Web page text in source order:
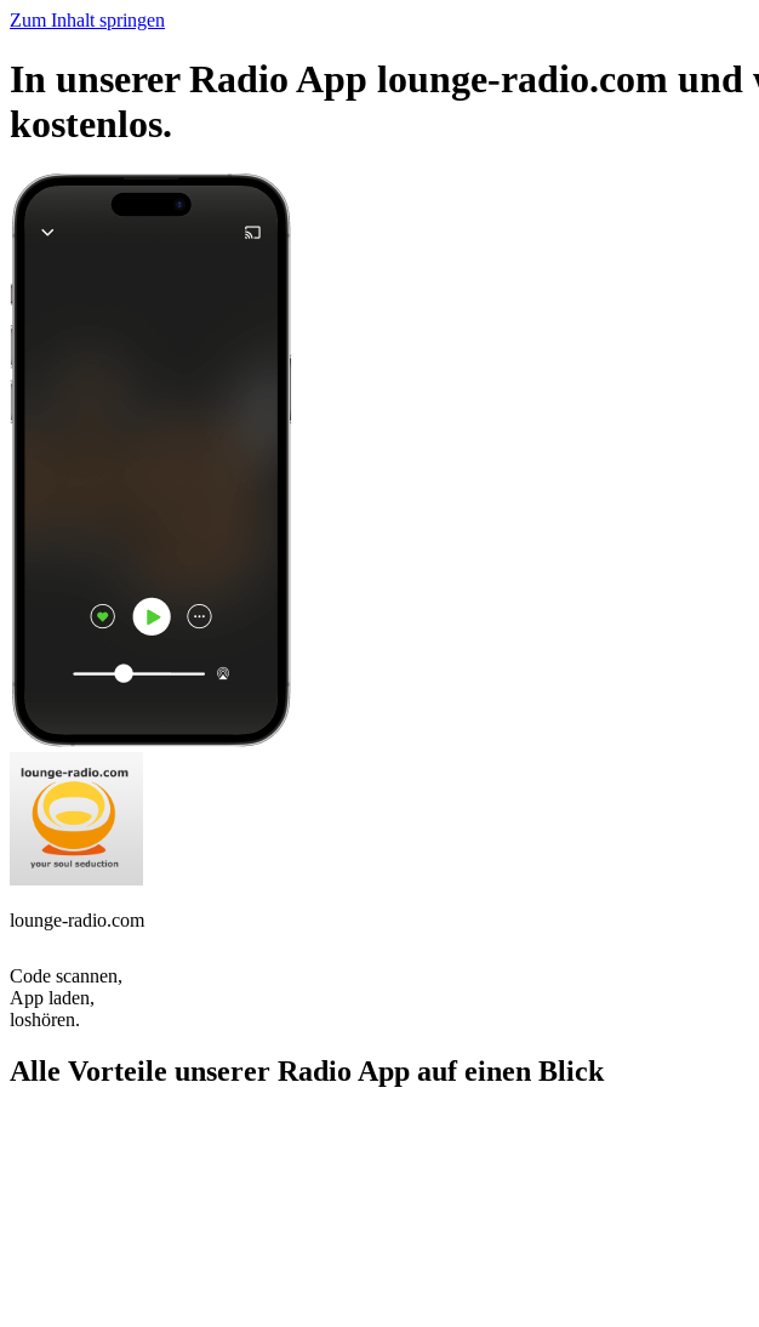
Zum Inhalt springen
In unserer Radio App lounge-radio.com und
kostenlos.
lounge-radio.com
Code scannen,
App laden,
loshören.
Alle Vorteile unserer Radio App auf einen Blick